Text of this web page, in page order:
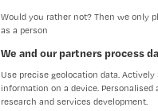
Would you rather not? Then we only
as a person
We and our partners process
Use precise geolocation data.
information on a device.
research and services development.